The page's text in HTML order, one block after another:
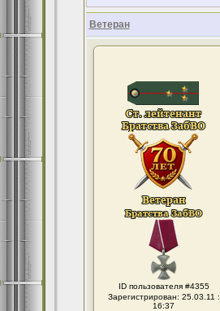
Ветеран
ID пользователя #4355
Зарегистрирован: 25.03.11 :
16:37